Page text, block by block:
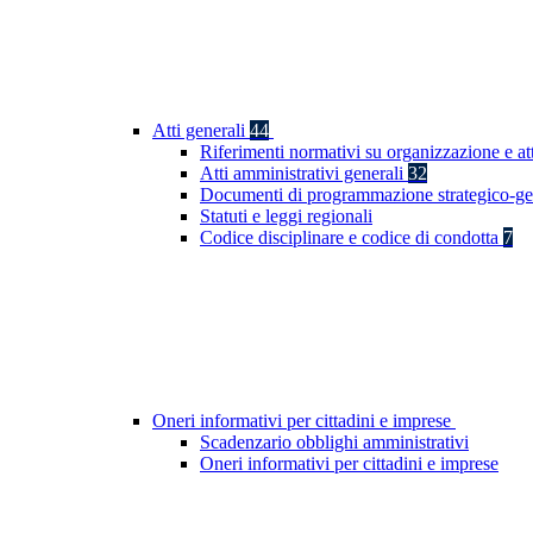
Atti generali 44
Riferimenti normativi su organizzazione e
Atti amministrativi generali 32
Documenti di programmazione strategico-
Statuti e leggi regionali
Codice disciplinare e codice di condotta 7
Oneri informativi per cittadini e imprese
Scadenzario obblighi amministrativi
Oneri informativi per cittadini e imprese